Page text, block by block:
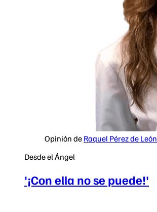
Opinión de Raquel Pérez de León
Desde el Ángel
'¡Con ella no se puede!'